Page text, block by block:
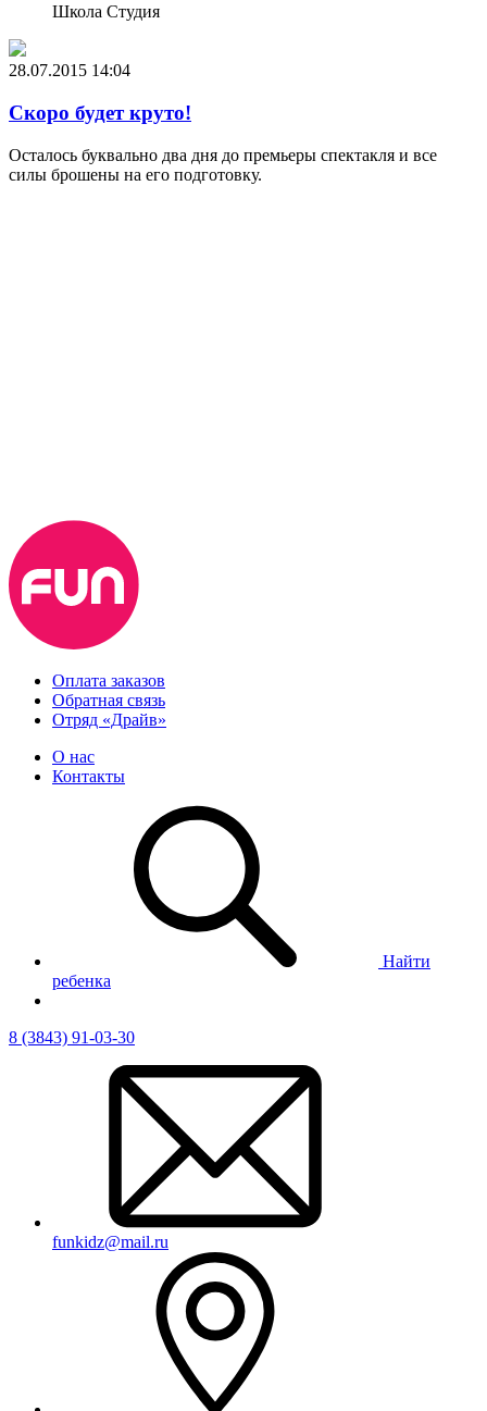
Школа Студия
28.07.2015 14:04
Скоро будет круто!
Осталось буквально два дня до премьеры спектакля и все
силы брошены на его подготовку.
Оплата заказов
Обратная связь
Отряд «Драйв»
О нас
Контакты
Найти
ребенка
8 (3843) 91-03-30
funkidz@mail.ru